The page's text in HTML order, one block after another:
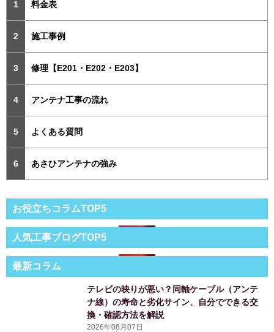
料金表
施工事例
修理【E201・E202・E203】
アンテナ工事の流れ
よくある質問
あさひアンテナの強み
お役立ちコラムTOP5
人気工事ブログTOP5
最新コラム
テレビの映りが悪い？同軸ケーブル（アンテ
ナ線）の寿命と劣化サイン、自分でできる交
換・確認方法を解説
2026年08月07日